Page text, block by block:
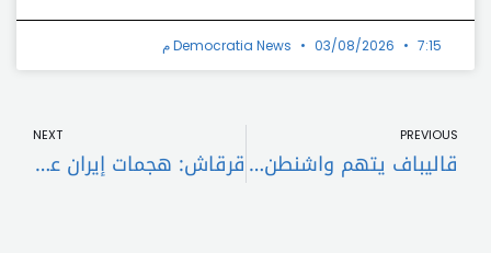
Democratia News 03/08/2026 7:15 م
PREVIOUS
قاليباف يتهم واشنطن بخرق التفاهمات ويتوعد بعدم الرضوخ للضغوط
NEXT
قرقاش: هجمات إيران على دول الخليج تعكس عدم الالتزام بخفض التصعيد